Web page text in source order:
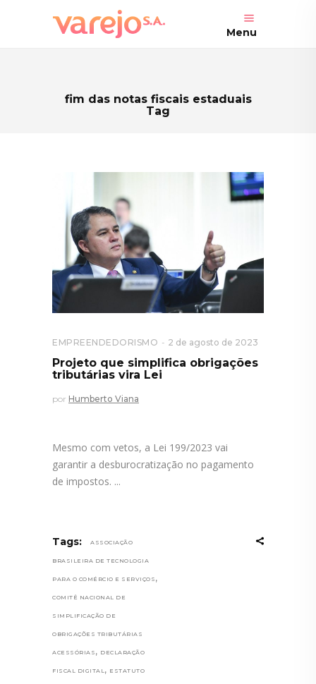
Menu
fim das notas fiscais estaduais
Tag
EMPREENDEDORISMO 2 de agosto de 2023
Projeto que simplifica obrigações
tributárias vira Lei
por Humberto Viana
Mesmo com vetos, a Lei 199/2023 vai
garantir a desburocratização no pagamento
de impostos.
Tags: ASSOCIAÇÃO
BRASILEIRA DE TECNOLOGIA
PARA O COMÉRCIO E SERVIÇOS ,
COMITÊ NACIONAL DE
SIMPLIFICAÇÃO DE
OBRIGAÇÕES TRIBUTÁRIAS
ACESSÓRIAS , DECLARAÇÃO
FISCAL DIGITAL , ESTATUTO